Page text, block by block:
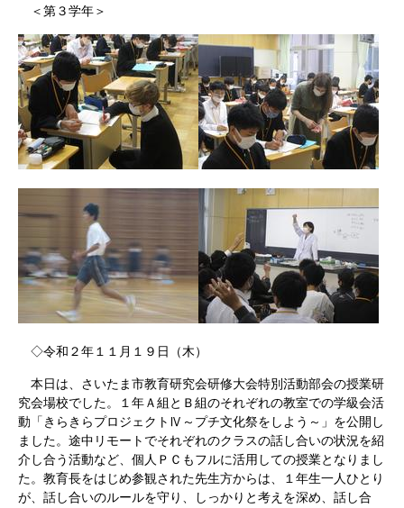
＜第３学年＞
◇令和２年１１月１９日（木）
本日は、さいたま市教育研究会研修大会特別活動部会の授業研
究会場校でした。１年Ａ組とＢ組のそれぞれの教室での学級会活
動「きらきらプロジェクトⅣ～プチ文化祭をしよう～」を公開し
ました。途中リモートでそれぞれのクラスの話し合いの状況を紹
介し合う活動など、個人ＰＣもフルに活用しての授業となりまし
た。教育長をはじめ参観された先生方からは、１年生一人ひとり
が、話し合いのルールを守り、しっかりと考えを深め、話し合